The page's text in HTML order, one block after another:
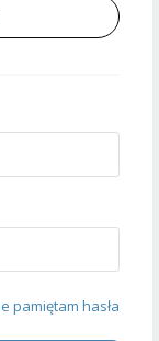
pamiętam hasła